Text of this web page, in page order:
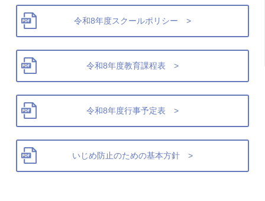
令和8年度スクールポリシー >
令和8年度教育課程表 >
令和8年度行事予定表 >
いじめ防止のための基本方針 >